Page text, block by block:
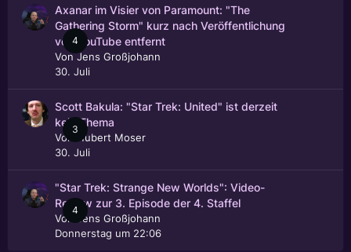
4
Axanar im Visier von Paramount: "The
Gathering Storm" kurz nach Veröffentlichung
von YouTube entfernt
VonJens Großjohann
30. Juli
3
Scott Bakula: "Star Trek: United" ist derzeit
kein Thema
Von
Hubert Moser
30. Juli
4
"Star Trek: Strange New Worlds": Video-
Review zur 3. Episode der 4. Staffel
Von
Jens Großjohann
Donnerstag um 22:06